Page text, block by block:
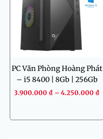
PC Văn Phòng Hoàng Phát
– i5 8400 | 8Gb | 256Gb
3.900.000 ₫ –4.250.000 ₫